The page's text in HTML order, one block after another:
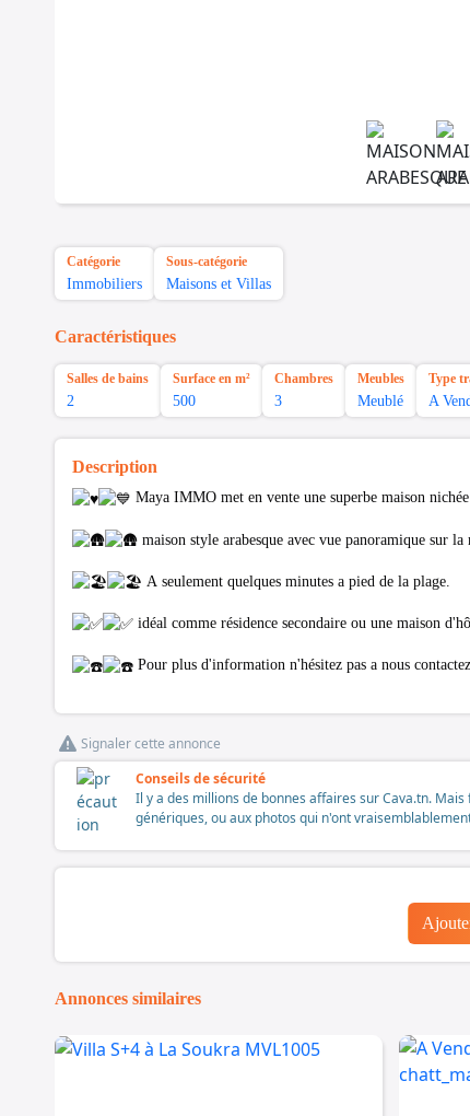
Catégorie
Immobiliers
Sous-catégorie
Maisons et Villas
Caractéristiques
Salles de bains
2
Surface en m²
500
Chambres
3
Meubles
Meublé
Type
A
Description
Maya IMMO met en vente une superbe maison
maison style arabesque avec vue panoramique sur la
A seulement quelques minutes a pied de la plage.
idéal comme résidence secondaire ou une maison
Pour plus d'information n'hésitez pas a nous
Signaler cette annonce
Conseils de sécurité
Il y a des millions de bonnes affaires sur Cava.tn.
génériques, ou aux photos qui n'ont
Annonces similaires